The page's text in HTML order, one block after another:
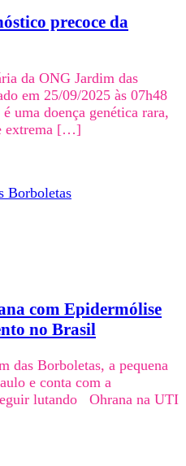
precoce da
da ONG Jardim das
em 25/09/2025 às 07h48
uma doença genética rara,
extrema […]
Borboletas
com Epidermólise
no Brasil
das Borboletas, a pequena
e conta com a
lutando Ohrana na UTI